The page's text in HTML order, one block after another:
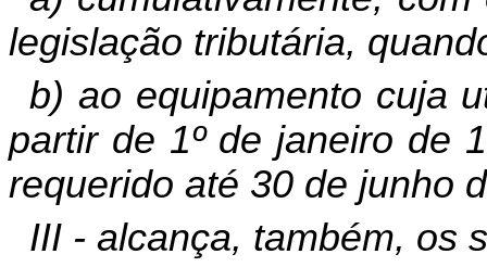
legislação tributária,
b) ao equipamento cuja
partir de 1º de janeiro de
requerido até 30 de junho
III - alcança, também, os